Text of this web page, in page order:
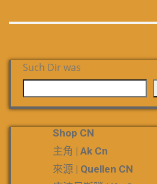
Such Dir was
Shop CN
主角 | Ak Cn
來源 | Quellen CN